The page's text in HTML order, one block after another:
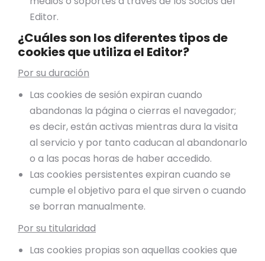
Editor.
¿Cuáles son los diferentes tipos de
cookies que utiliza el Editor?
Por su duración
Las cookies de sesión expiran cuando
abandonas la página o cierras el navegador;
es decir, están activas mientras dura la visita
al servicio y por tanto caducan al abandonarlo
o a las pocas horas de haber accedido.
Las cookies persistentes expiran cuando se
cumple el objetivo para el que sirven o cuando
se borran manualmente.
Por su titularidad
Las cookies propias son aquellas cookies que